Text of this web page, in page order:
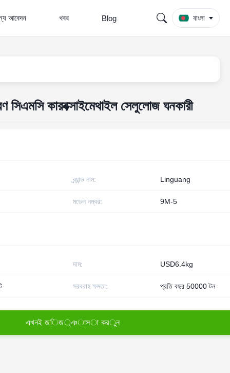
আবেদন খবর Blog বাংলা
সিএমসি কারবক্সাইমেথাইল সেলুলোজ ঘনকারী
ব্র্যান্ড নাম: Linguang
মডেল নম্বর: 9M-5
দাম: USD6.4kg
সরবরাহ ক্ষমতা: প্রতি বছর 50000 টন
এখনই জিজ্ঞাসা করুন